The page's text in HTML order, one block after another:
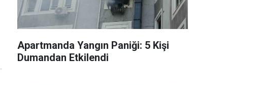
Apartmanda Yangın Paniği: 5 Kişi
Dumandan Etkilendi